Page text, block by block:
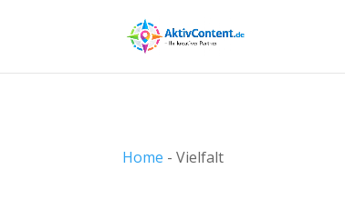
Home -Vielfalt